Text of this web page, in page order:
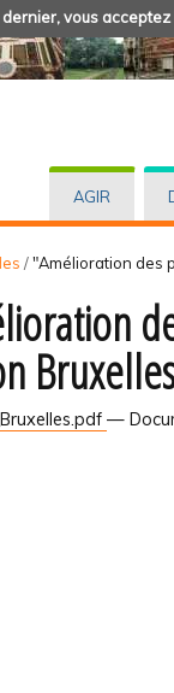
vous
AGIR
/"Amélioration des
—